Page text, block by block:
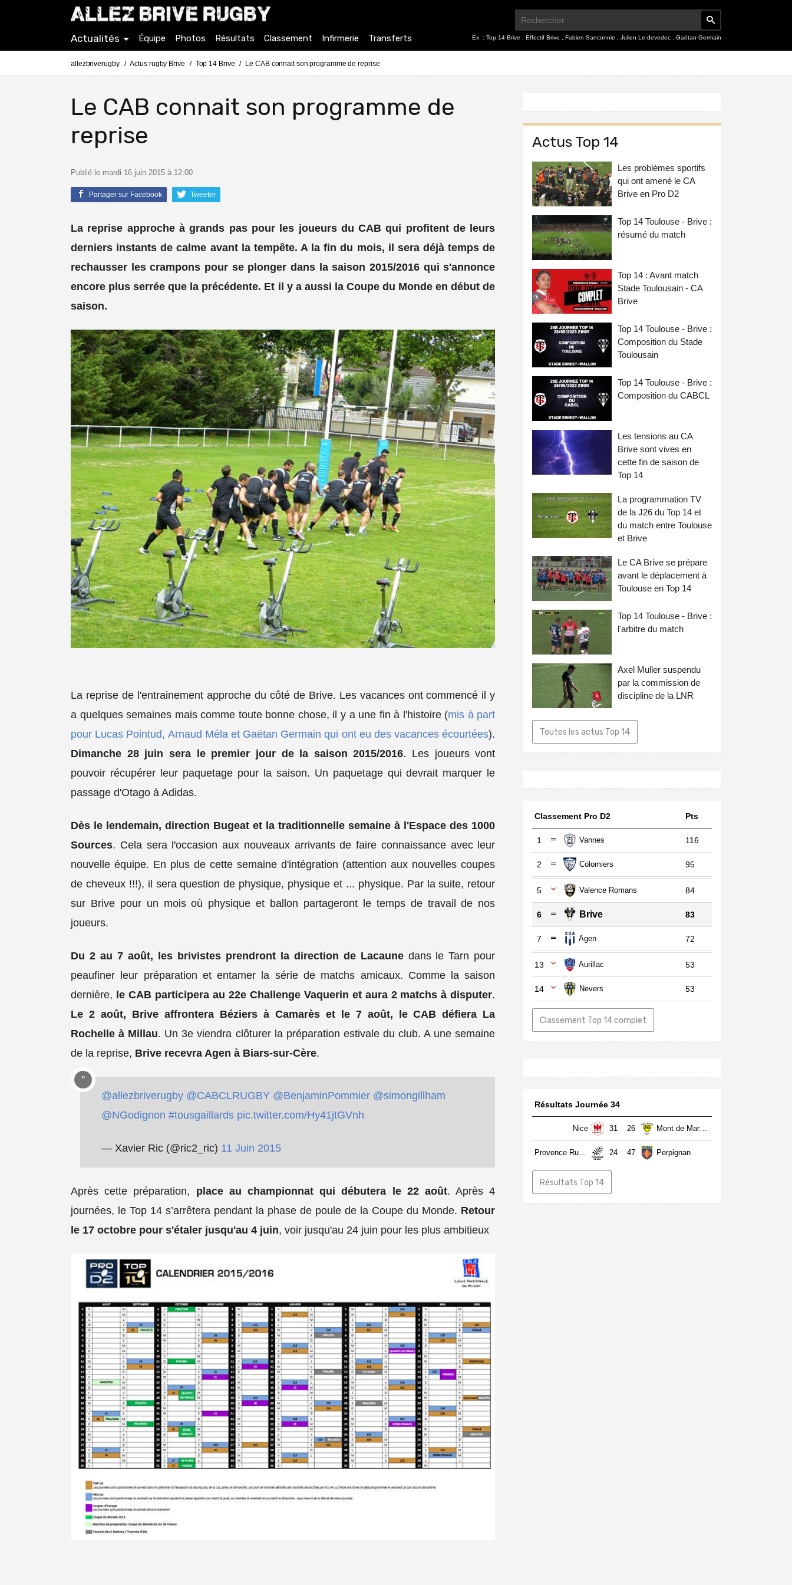
Ex. : Top 14 Brive Effectif Brive Fabien Sanconnie Julien Le devedec Gaëtan Germain
Actualités Équipe Photos Résultats Classement Infirmerie Transferts
allezbriverugby Actus rugby Brive Top 14 Brive Le CAB connait son programme de reprise
Le CAB connait son programme de
reprise
Publié le mardi 16 juin 2015 à 12:00
Partager sur Facebook Tweeter
La reprise approche à grands pas pour les joueurs du CAB qui profitent de leurs
derniers instants de calme avant la tempête. A la fin du mois, il sera déjà temps de
rechausser les crampons pour se plonger dans la saison 2015/2016 qui s'annonce
encore plus serrée que la précédente. Et il y a aussi la Coupe du Monde en début de
saison.
La reprise de l'entrainement approche du côté de Brive. Les vacances ont commencé il y
a quelques semaines mais comme toute bonne chose, il y a une fin à l'histoire (mis à part
pour Lucas Pointud, Arnaud Méla et Gaëtan Germain qui ont eu des vacances écourtées).
Dimanche 28 juin sera le premier jour de la saison 2015/2016. Les joueurs vont
pouvoir récupérer leur paquetage pour la saison. Un paquetage qui devrait marquer le
passage d'Otago à Adidas.
Dès le lendemain, direction Bugeat et la traditionnelle semaine à l'Espace des 1000
Sources. Cela sera l'occasion aux nouveaux arrivants de faire connaissance avec leur
nouvelle équipe. En plus de cette semaine d'intégration (attention aux nouvelles coupes
de cheveux !!!), il sera question de physique, physique et ... physique. Par la suite, retour
sur Brive pour un mois où physique et ballon partageront le temps de travail de nos
joueurs.
Du 2 au 7 août, les brivistes prendront la direction de Lacaunedans le Tarn pour
peaufiner leur préparation et entamer la série de matchs amicaux. Comme la saison
dernière, le CAB participera au 22e Challenge Vaquerin et aura 2 matchs à disputer.
Le 2 août, Brive affrontera Béziers à Camarès et le 7 août, le CAB défiera La
Rochelle à Millau. Un 3e viendra clôturer la préparation estivale du club. A une semaine
de la reprise, Brive recevra Agen à Biars-sur-Cère.
@allezbriverugby @CABCLRUGBY @BenjaminPommier @simongillham
@NGodignon #tousgaillards pic.twitter.com/Hy41jtGVnh
— Xavier Ric (@ric2_ric) 11 Juin 2015
Après cette préparation, place au championnat qui débutera le 22 août. Après 4
journées, le Top 14 s’arrêtera pendant la phase de poule de la Coupe du Monde. Retour
le 17 octobre pour s'étaler jusqu'au 4 juin, voir jusqu'au 24 juin pour les plus ambitieux
Actus Top 14
Les problèmes sportifs
qui ont amené le CA
Brive en Pro D2
Top 14 Toulouse - Brive :
résumé du match
Top 14 : Avant match
Stade Toulousain - CA
Brive
Top 14 Toulouse - Brive :
Composition du Stade
Toulousain
Top 14 Toulouse - Brive :
Composition du CABCL
Les tensions au CA
Brive sont vives en
cette fin de saison de
Top 14
La programmation TV
de la J26 du Top 14 et
du match entre Toulouse
et Brive
Le CA Brive se prépare
avant le déplacement à
Toulouse en Top 14
Top 14 Toulouse - Brive :
l'arbitre du match
Axel Muller suspendu
par la commission de
discipline de la LNR
Toutes les actus Top 14
Classement Pro D2 Pts
1 Vannes 116
2 Colomiers 95
5 Valence Romans 84
6 Brive 83
7 Agen 72
13 Aurillac 53
14 Nevers 53
Classement Top 14 complet
Résultats Journée 34
Nice 31 26 Mont de Marsan
24 47 Perpignan
Résultats Top 14